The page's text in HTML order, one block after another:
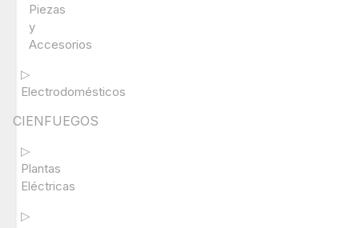
Piezas
y
Accesorios
▷
Electrodomésticos
CIENFUEGOS
▷
Plantas
Eléctricas
▷